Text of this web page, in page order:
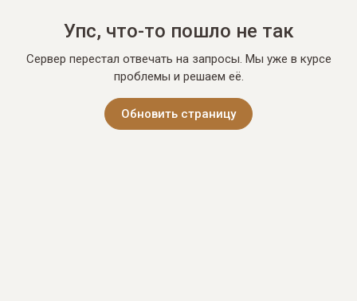
Упс, что-то пошло не так
Сервер перестал отвечать на запросы. Мы уже в курсе
проблемы и решаем её.
Обновить страницу